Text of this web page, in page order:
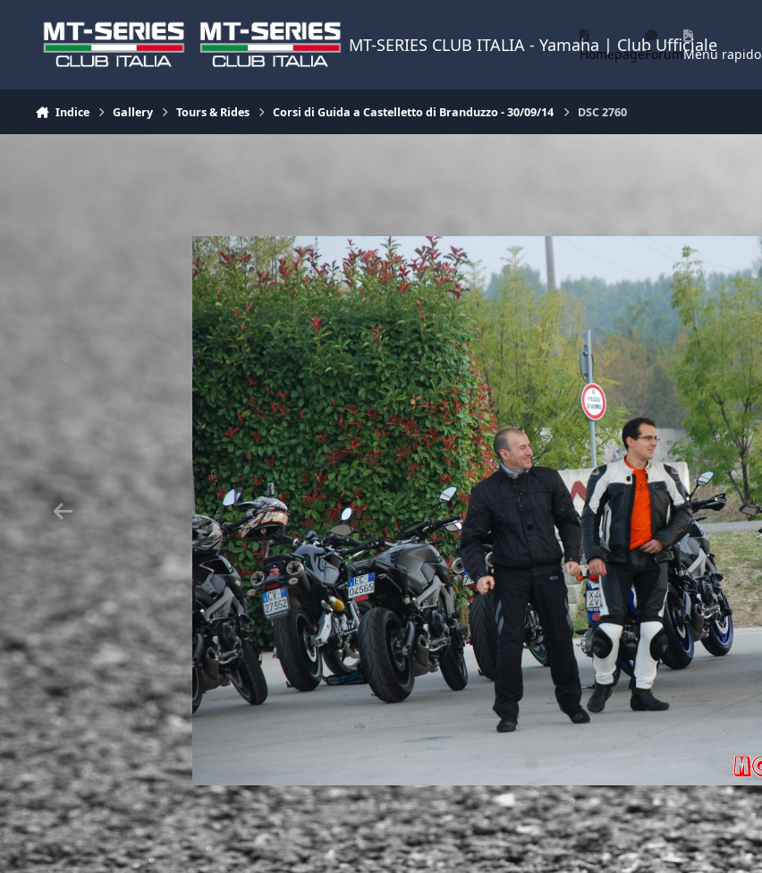
MT-SERIES CLUB ITALIA - Yamaha | Club Ufficiale
HomepageForumMenu rapido
Indice Gallery Tours & Rides Corsi di Guida a Castelletto di Branduzzo - 30/09/14 DSC 2760